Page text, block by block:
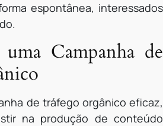
espontânea, interessados
Campanha de
de tráfego orgânico eficaz,
na produção de conteúdo